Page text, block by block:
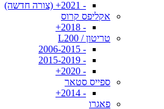
- 2021+ (צורה חדשה)
אקליפס קרוס
- 2018+
טריטון / L200
- 2006-2015
- 2015-2019
- 2020+
ספייס סטאר
- 2014+
פאגרו